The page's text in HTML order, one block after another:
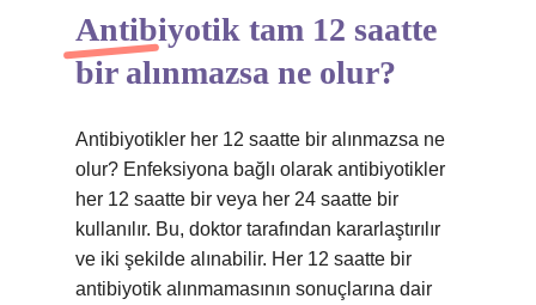
Antibiyotik tam 12 saatte
bir alınmazsa ne olur?
Antibiyotikler her 12 saatte bir alınmazsa ne
olur? Enfeksiyona bağlı olarak antibiyotikler
her 12 saatte bir veya her 24 saatte bir
kullanılır. Bu, doktor tarafından kararlaştırılır
ve iki şekilde alınabilir. Her 12 saatte bir
antibiyotik alınmamasının sonuçlarına dair